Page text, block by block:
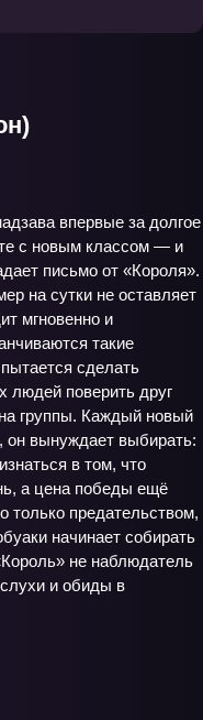
впервые за долгое
с новым классом — и
письмо от «Короля».
на сутки не оставляет
мгновенно и
такие
сделать
людей поверить друг
группы. Каждый новый
он вынуждает выбирать:
в том, что
а цена победы ещё
только предательством,
начинает собирать
не наблюдатель
и обиды в